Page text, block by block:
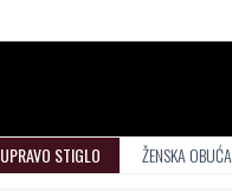
UPRAVO STIGLO ŽENSKA OBUĆA